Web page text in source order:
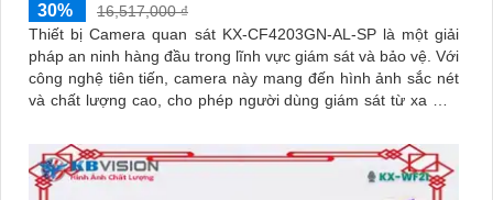
30%
16,517,000 ₫
Thiết bị Camera quan sát KX-CF4203GN-AL-SP là một giải
pháp an ninh hàng đầu trong lĩnh vực giám sát và bảo vệ. Với
công nghệ tiên tiến, camera này mang đến hình ảnh sắc nét
và chất lượng cao, cho phép người dùng giám sát từ xa một